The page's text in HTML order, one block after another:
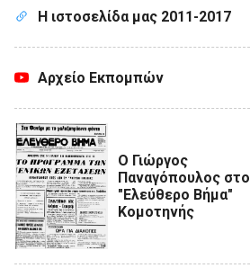
Η ιστοσελίδα μας 2011-2017
Αρχείο Εκπομπών
Ο Γιώργος
Παναγόπουλος στο
"Ελεύθερο Βήμα"
Κομοτηνής